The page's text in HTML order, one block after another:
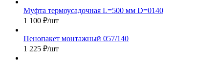
Муфта термоусадочная L=500 мм D=0140
1 100 ₽/шт
Пенопакет монтажный 057/140
1 225 ₽/шт